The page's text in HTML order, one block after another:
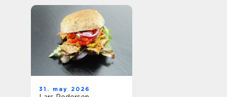
31. may 2026